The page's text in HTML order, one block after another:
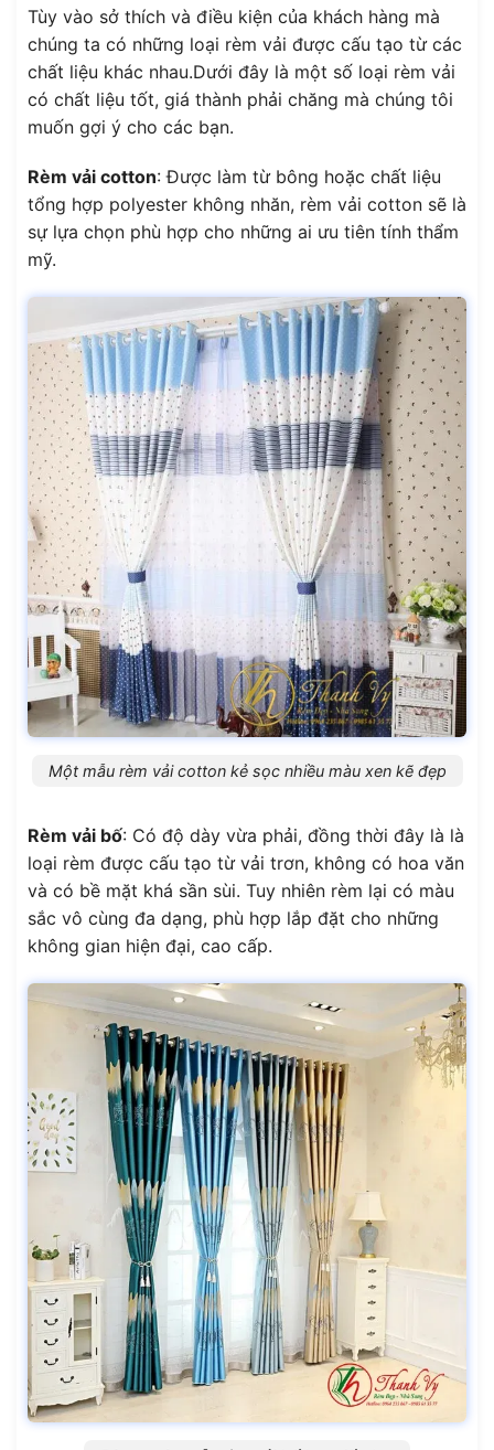
Tùy vào sở thích và điều kiện của khách hàng mà
chúng ta có những loại rèm vải được cấu tạo từ các
chất liệu khác nhau.Dưới đây là một số loại rèm vải
có chất liệu tốt, giá thành phải chăng mà chúng tôi
muốn gợi ý cho các bạn.
Rèm vải cotton: Được làm từ bông hoặc chất liệu
tổng hợp polyester không nhăn, rèm vải cotton sẽ là
sự lựa chọn phù hợp cho những ai ưu tiên tính thẩm
mỹ.
Một mẫu rèm vải cotton kẻ sọc nhiều màu xen kẽ đẹp
Rèm vải bố: Có độ dày vừa phải, đồng thời đây là là
loại rèm được cấu tạo từ vải trơn, không có hoa văn
và có bề mặt khá sần sùi. Tuy nhiên rèm lại có màu
sắc vô cùng đa dạng, phù hợp lắp đặt cho những
không gian hiện đại, cao cấp.